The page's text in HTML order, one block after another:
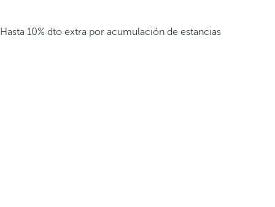
Hasta 10% dto extra por acumulación de estancias